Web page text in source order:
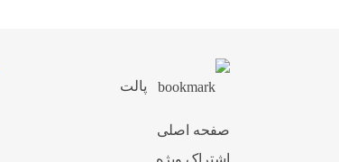
پالت
صفحه اصلی
اشتراک ویژه